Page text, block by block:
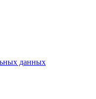
данных